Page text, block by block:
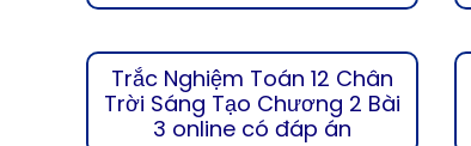
Trắc Nghiệm Toán 12 Chân
Trời Sáng Tạo Chương 2 Bài
3 online có đáp án